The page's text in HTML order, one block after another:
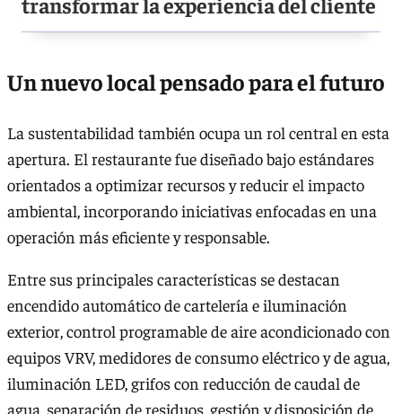
Un nuevo local pensado para el futuro
La sustentabilidad también ocupa un rol central en esta
apertura. El restaurante fue diseñado bajo estándares
orientados a optimizar recursos y reducir el impacto
ambiental, incorporando iniciativas enfocadas en una
operación más eficiente y responsable.
Entre sus principales características se destacan
encendido automático de cartelería e iluminación
exterior, control programable de aire acondicionado con
equipos VRV, medidores de consumo eléctrico y de agua,
iluminación LED, grifos con reducción de caudal de
agua, separación de residuos, gestión y disposición de